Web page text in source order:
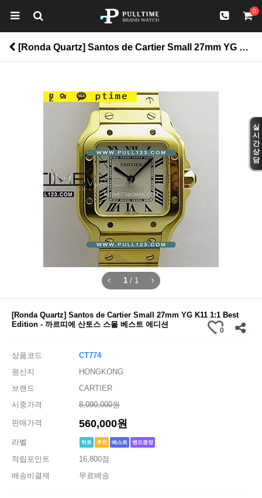
실
시
간
상
담
0
[Ronda Quartz] Santos de Cartier Small 27mm YG K11 1:1 Best Edition - 까르띠에 산토스 스몰 베스트 에디션 > Santos
1 / 1
[Ronda Quartz] Santos de Cartier Small 27mm YG K11 1:1 Best
Edition - 까르띠에 산토스 스몰 베스트 에디션
0
상품코드
CT774
원산지
HONGKONG
브랜드
CARTIER
시중가격
8,090,000원
판매가격 560,000원
라벨 히트 추천 베스트 밴드증정
적립포인트
16,800점
배송비결제
무료배송